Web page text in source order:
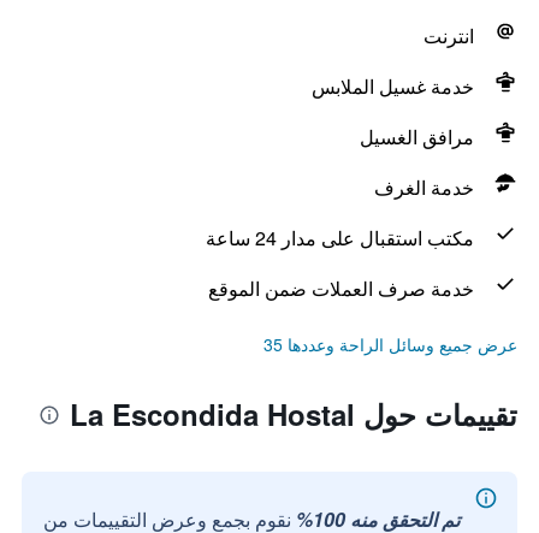
انترنت
خدمة غسيل الملابس
مرافق الغسيل
خدمة الغرف
مكتب استقبال على مدار 24 ساعة
خدمة صرف العملات ضمن الموقع
عرض جميع وسائل الراحة وعددها 35
تقييمات حول La Escondida Hostal
تم التحقق منه 100% نقوم بجمع وعرض التقييمات من